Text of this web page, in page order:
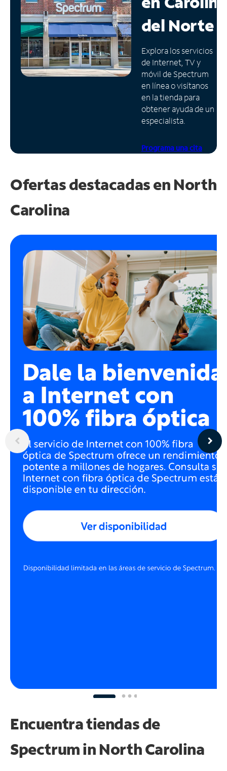
Administrar
cuenta
Encuentra
una
tienda
del Norte
Explora los servicios
de Internet, TV y
móvil de Spectrum
en línea o visítanos
en la tienda para
obtener ayuda de un
especialista.
Programa una cita
Ofertas destacadas en North
Carolina
Encuentra tiendas de
Spectrumin North Carolina